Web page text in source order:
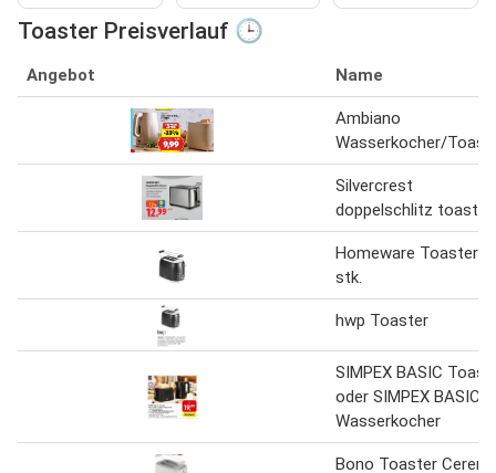
Toaster Preisverlauf 🕒
Angebot Name
Ambiano
Wasserkocher/
Silvercrest
doppelschlitz toaster
Homeware Toaster 1
stk.
hwp Toaster
SIMPEX BASIC
oder SIMPEX BASIC
Wasserkocher
Bono Toaster Ceren